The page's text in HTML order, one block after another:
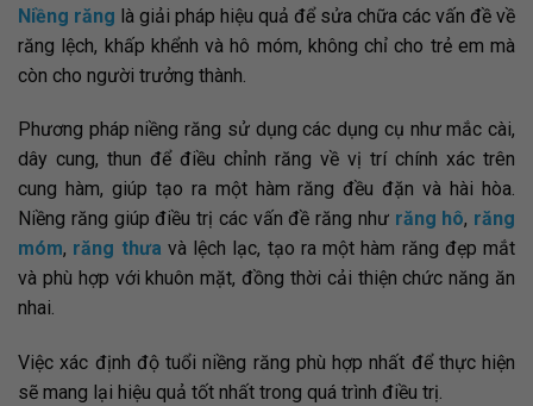
Niềng răng là giải pháp hiệu quả để sửa chữa các vấn đề về
răng lệch, khấp khểnh và hô móm, không chỉ cho trẻ em mà
còn cho người trưởng thành.
Phương pháp niềng răng sử dụng các dụng cụ như mắc cài,
dây cung, thun để điều chỉnh răng về vị trí chính xác trên
cung hàm, giúp tạo ra một hàm răng đều đặn và hài hòa.
Niềng răng giúp điều trị các vấn đề răng như răng hô, răng
móm, răng thưa và lệch lạc, tạo ra một hàm răng đẹp mắt
và phù hợp với khuôn mặt, đồng thời cải thiện chức năng ăn
nhai.
Việc xác định độ tuổi niềng răng phù hợp nhất để thực hiện
sẽ mang lại hiệu quả tốt nhất trong quá trình điều trị.